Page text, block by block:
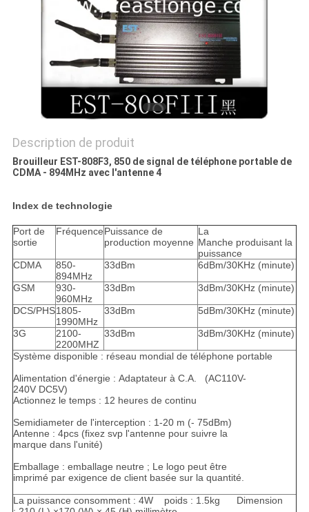
DEMANDER
UN DEVIS
PLAN
PRIVACY
Description de produit
Brouilleur EST-808F3, 850 de signal de téléphone portable de
CDMA - 894MHz avec l'antenne 4
Index de technologie
Port de
sortie
FréquencePuissance de
production moyenne
La
Manche produisant la
puissance
CDMA
850-
894MHz
33dBm 6dBm/30KHz (minute)
GSM
930-
960MHz
33dBm 3dBm/30KHz (minute)
DCS/PHS1805-
1990MHz
33dBm 5dBm/30KHz (minute)
3G
2100-
2200MHZ
33dBm 3dBm/30KHz (minute)
Système disponible : réseau mondial de téléphone portable
Alimentation d'énergie : Adaptateur à C.A. (AC110V-
240V DC5V)
Actionnez le temps : 12 heures de continu
Semidiameter de l'interception : 1-20 m (- 75dBm)
Antenne : 4pcs (fixez svp l'antenne pour suivre la
marque dans l'unité)
Emballage : emballage neutre ; Le logo peut être
imprimé par exigence de client basée sur la quantité.
La puissance consomment : 4W poids : 1.5kg Dimension